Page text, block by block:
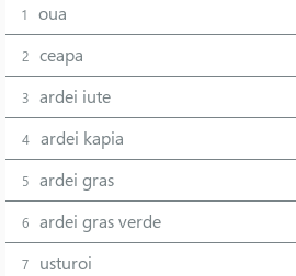
1 oua
2 ceapa
3 ardei iute
4 ardei kapia
5 ardei gras
6 ardei gras verde
7 usturoi